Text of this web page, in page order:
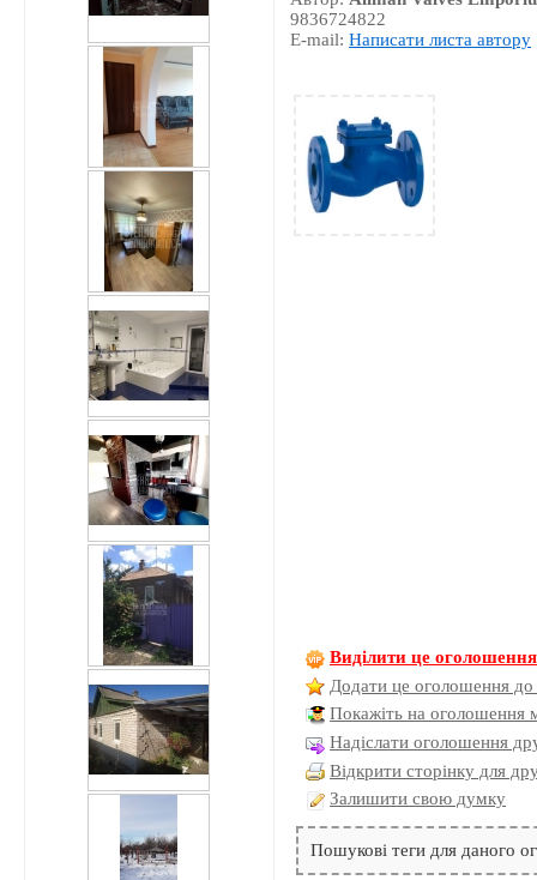
9836724822
E-mail:Написати листа автору
Виділити це оголошення
Додати це оголошення до
Покажіть на оголошення
Надіслати оголошення
Відкрити сторінку для
Залишити свою думку
Пошукові теги для даного